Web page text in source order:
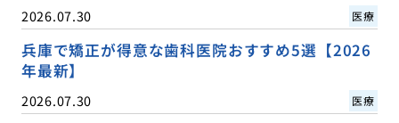
2026.07.30 医療
兵庫で矯正が得意な歯科医院おすすめ5選【2026
年最新】
2026.07.30 医療